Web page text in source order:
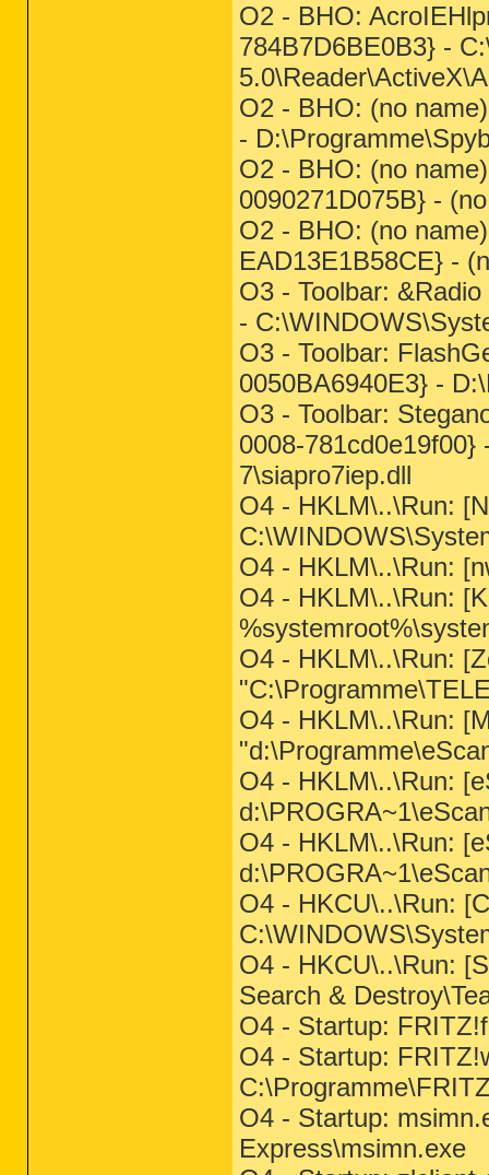
O2 - BHO:
784B7D6BE0B3} -
O2 - BHO: (no
-
O2 - BHO: (no
0090271D075B} -
O2 - BHO: (no
EAD13E1B58CE} -
O3 - Toolbar:
-
O3 - Toolbar:
0050BA6940E3} -
O3 - Toolbar:
0008-
7\siapro7iep.dll
O4 - HKLM\..\Run:
O4 - HKLM\..\Run:
O4 - HKLM\..\Run:
O4 - HKLM\..\Run:
O4 - HKLM\..\Run:
O4 - HKLM\..\Run:
O4 - HKLM\..\Run:
O4 - HKCU\..\Run:
O4 - HKCU\..\Run:
Search &
O4 - Startup:
O4 - Startup:
O4 - Startup:
Express\msimn.exe